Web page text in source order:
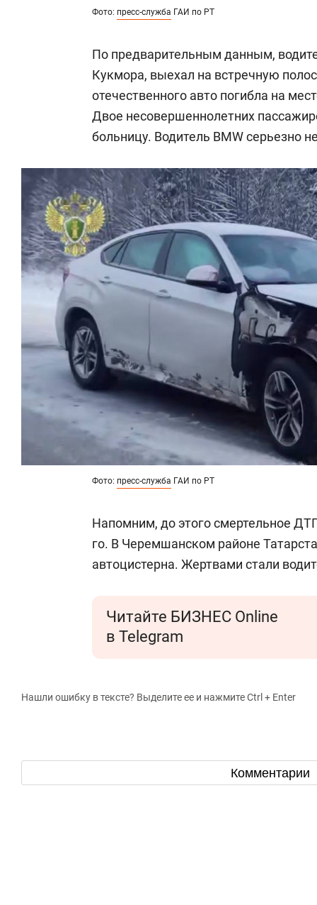
Фото: пресс-служба ГАИ по РТ
По предварительным данным,
Кукмора, выехал на встречную
отечественного авто погибла на
Двое несовершеннолетних
больницу. Водитель BMW серьезно
Фото: пресс-служба ГАИ по РТ
Напомним, до этого смертельное
го. В Черемшанском районе
автоцистерна. Жертвами стали
Читайте БИЗНЕС Online
в Telegram
Нашли ошибку в тексте? Выделите ее и нажмите Ctrl + Enter
Комментарии